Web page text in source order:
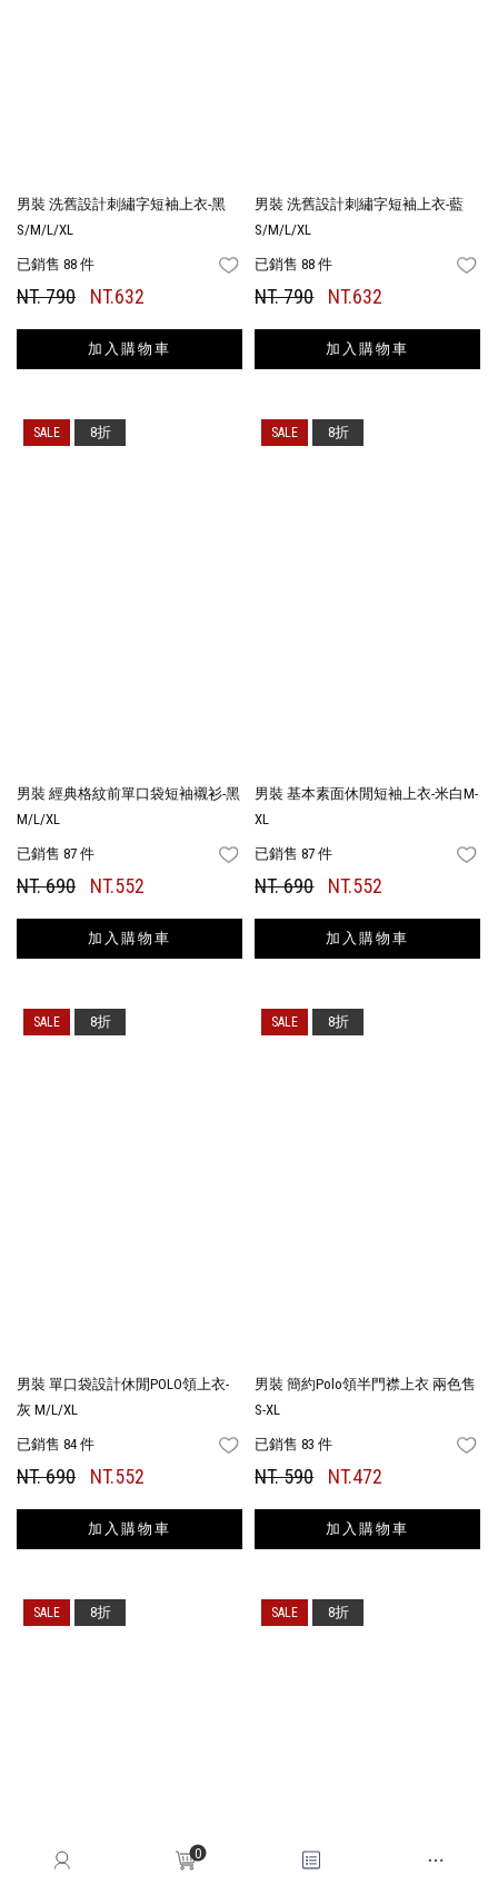
0
男裝 洗舊設計刺繡字短袖上衣-黑
S/M/L/XL
已銷售 88 件 FAVORITES
NT. 790 NT.632
加入購物車
男裝 洗舊設計刺繡字短袖上衣-藍
S/M/L/XL
已銷售 88 件
NT. 790 NT.632
加入購物車
男裝 經典格紋前單口袋短袖襯衫-黑
M/L/XL
已銷售 87 件 FAVORITES
NT. 690 NT.552
加入購物車
8折
男裝 基本素面休閒短袖上衣-米白M-
XL
已銷售 87 件
NT. 690 NT.552
加入購物車
8折
男裝 單口袋設計休閒POLO領上衣-
灰 M/L/XL
已銷售 84 件 FAVORITES
NT. 690 NT.552
加入購物車
8折
男裝 簡約Polo領半門襟上衣 兩色售
S-XL
已銷售 83 件
NT. 590 NT.472
加入購物車
8折
8折 8折